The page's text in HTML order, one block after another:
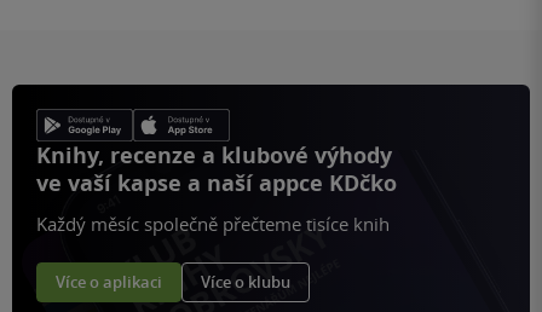
Knihy, recenze a klubové výhody
ve vaší kapse a naší appce KDčko
Každý měsíc společně přečteme tisíce knih
Více o aplikaci Více o klubu